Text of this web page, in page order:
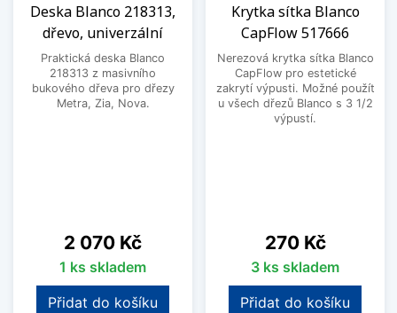
Deska Blanco 218313,
dřevo, univerzální
Praktická deska Blanco
218313 z masivního
bukového dřeva pro dřezy
Metra, Zia, Nova.
Cena
2 070 Kč
1 ks skladem
Přidat do košíku
Krytka sítka Blanco
CapFlow 517666
Nerezová krytka sítka Blanco
CapFlow pro estetické
zakrytí výpusti. Možné použít
u všech dřezů Blanco s 3 1/2
výpustí.
Cena
270 Kč
3 ks skladem
Přidat do košíku